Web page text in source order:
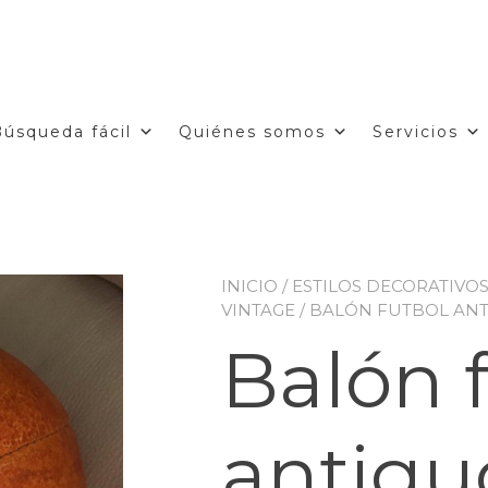
fácil Quiénes somos Servicios
INICIO / ESTILOS
VINTAGE / BALÓN FUTBOL
Balón